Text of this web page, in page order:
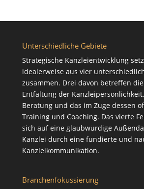
Unterschiedliche Gebiete
Strategische Kanzleientwicklung
idealerweise aus vier
zusammen. Drei davon betreffen
Entfaltung der
Beratungund das im Zuge dessen
Trainingund Coaching. Das vierte
sich auf eine glaubwürdige
Kanzlei durch eine fundierte und
Kanzleikommunikation.
Branchenfokussierung